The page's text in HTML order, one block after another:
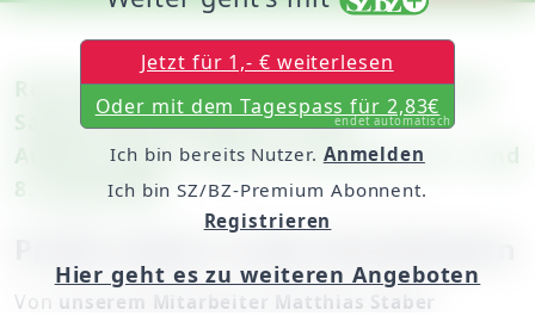
Renningen: Naturtheater lockte in dieser
Saison 8700 Zuschauer zu den
Aufführungen / Open-Air-Konzert am 7. und
8. September
Von unserem Mitarbeiter Matthias Staber
Jetzt für 1,- € weiterlesen
Oder mit dem Tagespass für 2,83€
endet automatisch
Ich bin bereits Nutzer. Anmelden
Ich bin SZ/BZ-Premium Abonnent.
Registrieren
Hier geht es zu weiteren Angeboten